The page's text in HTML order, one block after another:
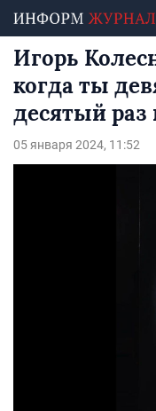
Игорь
когда ты
десятый раз
05 января 2024, 11:52